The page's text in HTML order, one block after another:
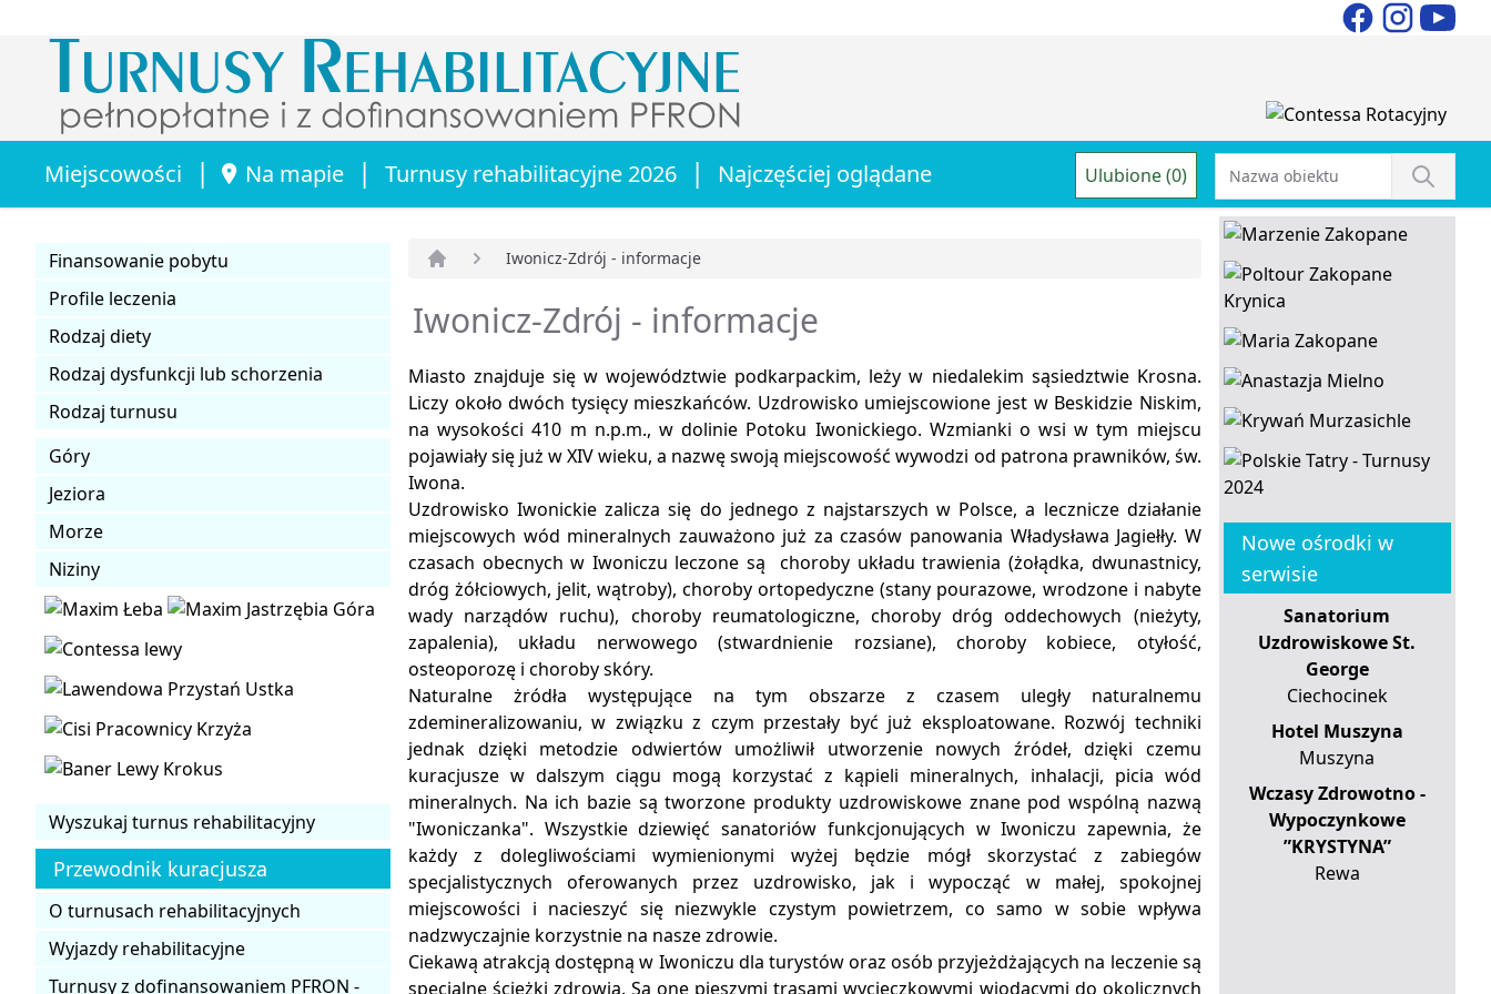
Miejscowości | Na mapie | Turnusy rehabilitacyjne 2026 | Najczęściej oglądane Ulubione (0)
Finansowanie pobytu
Profile leczenia
Rodzaj diety
Rodzaj dysfunkcji lub schorzenia
Rodzaj turnusu
Góry
Jeziora
Morze
Niziny
Wyszukaj turnus rehabilitacyjny
Przewodnik kuracjusza
O turnusach rehabilitacyjnych
Wyjazdy rehabilitacyjne
Turnusy z dofinansowaniem PFRON -
Iwonicz-Zdrój - informacje
Iwonicz-Zdrój - informacje
Miasto znajduje się w województwie podkarpackim, leży w niedalekim sąsiedztwie Krosna.
Liczy około dwóch tysięcy mieszkańców. Uzdrowisko umiejscowione jest w Beskidzie Niskim,
na wysokości 410 m n.p.m., w dolinie Potoku Iwonickiego. Wzmianki o wsi w tym miejscu
pojawiały się już w XIV wieku, a nazwę swoją miejscowość wywodzi od patrona prawników, św.
Iwona.
Uzdrowisko Iwonickie zalicza się do jednego z najstarszych w Polsce, a lecznicze działanie
miejscowych wód mineralnych zauważono już za czasów panowania Władysława Jagiełły. W
czasach obecnych w Iwoniczu leczone są choroby układu trawienia (żołądka, dwunastnicy,
dróg żółciowych, jelit, wątroby), choroby ortopedyczne (stany pourazowe, wrodzone i nabyte
wady narządów ruchu), choroby reumatologiczne, choroby dróg oddechowych (nieżyty,
zapalenia), układu nerwowego (stwardnienie rozsiane), choroby kobiece, otyłość,
osteoporozę i choroby skóry.
Naturalne żródła występujące na tym obszarze z czasem uległy naturalnemu
zdemineralizowaniu, w związku z czym przestały być już eksploatowane. Rozwój techniki
jednak dzięki metodzie odwiertów umożliwił utworzenie nowych źródeł, dzięki czemu
kuracjusze w dalszym ciągu mogą korzystać z kąpieli mineralnych, inhalacji, picia wód
mineralnych. Na ich bazie są tworzone produkty uzdrowiskowe znane pod wspólną nazwą
"Iwoniczanka". Wszystkie dziewięć sanatoriów funkcjonujących w Iwoniczu zapewnia, że
każdy z dolegliwościami wymienionymi wyżej będzie mógł skorzystać z zabiegów
specjalistycznych oferowanych przez uzdrowisko, jak i wypocząć w małej, spokojnej
miejscowości i nacieszyć się niezwykle czystym powietrzem, co samo w sobie wpływa
nadzwyczajnie korzystnie na nasze zdrowie.
Ciekawą atrakcją dostępną w Iwoniczu dla turystów oraz osób przyjeżdżających na leczenie są
specjalne ścieżki zdrowia. Są one pieszymi trasami wycieczkowymi wiodącymi do okolicznych
Nowe ośrodki w
serwisie
Sanatorium
Uzdrowiskowe St.
George
Ciechocinek
Hotel Muszyna
Muszyna
Wczasy Zdrowotno -
Wypoczynkowe
”KRYSTYNA”
Rewa